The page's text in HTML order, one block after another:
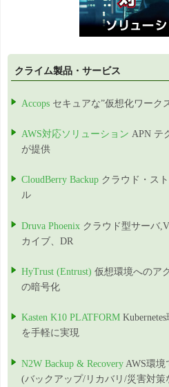
クライム製品・サービス
Accops セキュアな”仮想化ワーク
AWS対応ソリューション APN テ
が提供
CloudBerry Backup クラウド・ス
ル
Druva Phoenix クラウド型サーバ
カイブ、DR
HyTrust (Entrust) 仮想環境へのア
の暗号化
Kasten K10 PLATFORM
を手軽に実現
N2W Backup & Recovery AWS環
(バックアップ/リカバリ/災害対策